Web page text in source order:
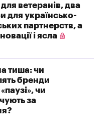
ветеранів, два
для українсько-
партнерств, а
і ясла
тиша: чи
бренди
чи
за